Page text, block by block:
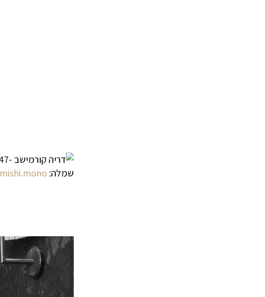
שמלה: mishi.mono